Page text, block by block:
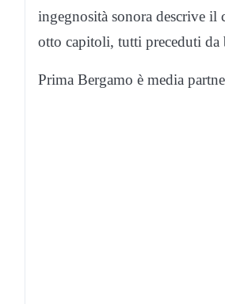
ingegnosità sonora descrive il
otto capitoli, tutti preceduti da
Prima Bergamo è media